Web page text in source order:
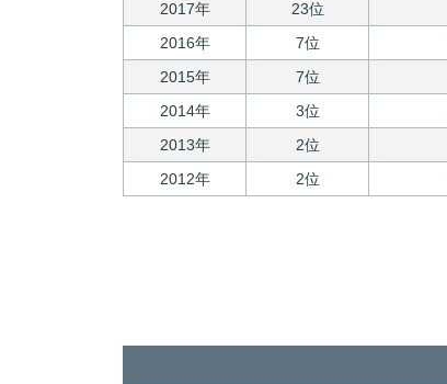
2017年
23位
2016年
7位
2015年
7位
2014年
3位
2013年
2位
2012年
2位